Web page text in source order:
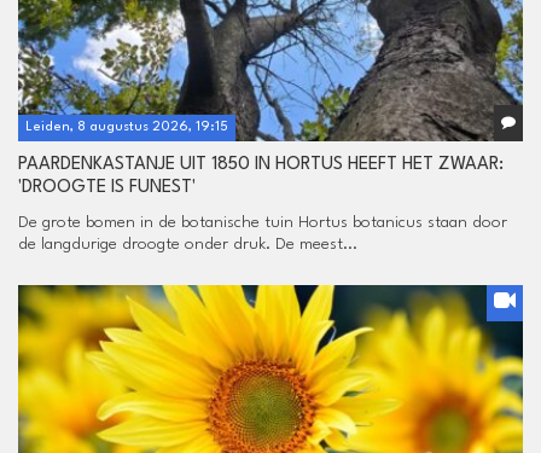
Leiden, 8 augustus 2026, 19:15
PAARDENKASTANJE UIT 1850 IN HORTUS HEEFT HET ZWAAR:
'DROOGTE IS FUNEST'
De grote bomen in de botanische tuin Hortus botanicus staan door
de langdurige droogte onder druk. De meest...